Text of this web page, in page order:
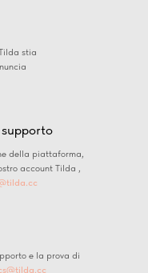
stia
della piattaforma,
account Tilda ,
e la prova di